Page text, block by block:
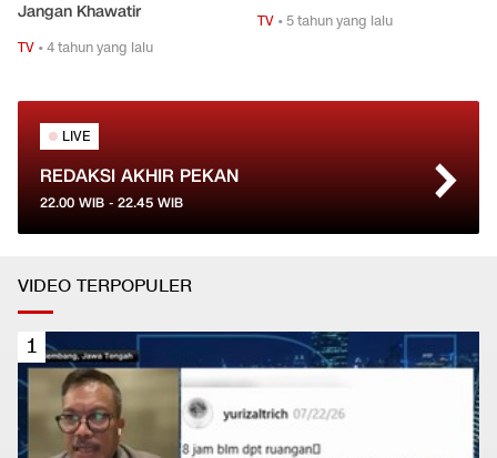
Jangan Khawatir
TV •4 tahun yang lalu
TV • 5 tahun yang lalu
LIVE
REDAKSI AKHIR PEKAN
22.00 WIB - 22.45 WIB
VIDEO TERPOPULER
1